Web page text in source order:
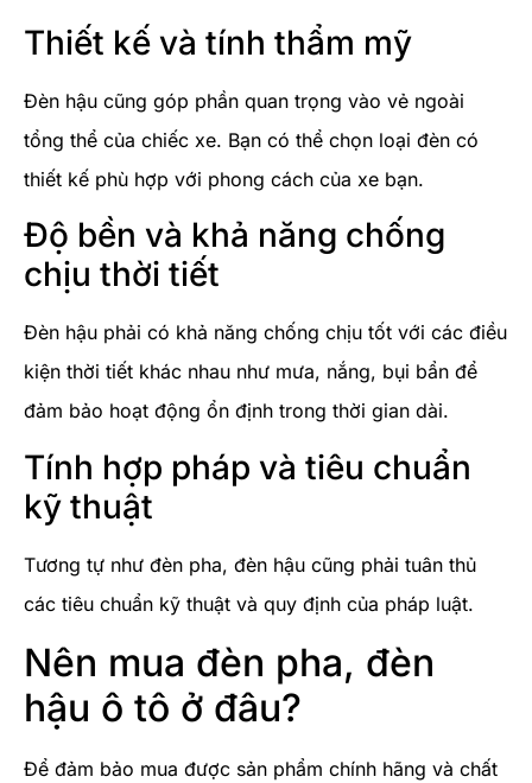
Thiết kế và tính thẩm mỹ
Đèn hậu cũng góp phần quan trọng vào vẻ ngoài
tổng thể của chiếc xe. Bạn có thể chọn loại đèn có
thiết kế phù hợp với phong cách của xe bạn.
Độ bền và khả năng chống
chịu thời tiết
Đèn hậu phải có khả năng chống chịu tốt với các điều
kiện thời tiết khác nhau như mưa, nắng, bụi bẩn để
đảm bảo hoạt động ổn định trong thời gian dài.
Tính hợp pháp và tiêu chuẩn
kỹ thuật
Tương tự như đèn pha, đèn hậu cũng phải tuân thủ
các tiêu chuẩn kỹ thuật và quy định của pháp luật.
Nên mua đèn pha, đèn
hậu ô tô ở đâu?
Để đảm bảo mua được sản phẩm chính hãng và chất